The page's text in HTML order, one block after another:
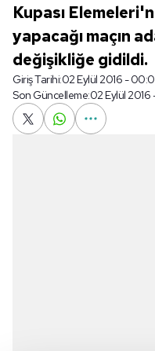
Kupası
yapacağı maçın
değişikliğe gidildi.
Giriş Tarihi:02 Eylül 2016 -
Son Güncelleme:02 Eylül 2016